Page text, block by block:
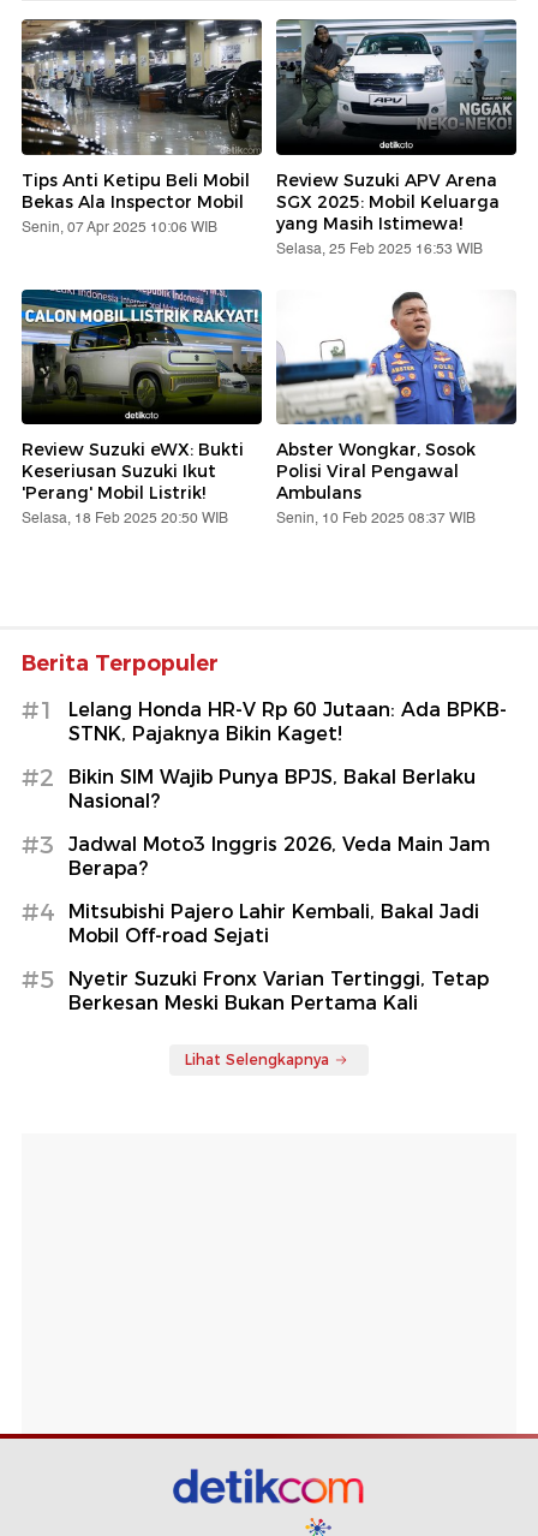
Tips Anti Ketipu Beli Mobil
Bekas Ala Inspector Mobil
Senin, 07 Apr 2025 10:06 WIB
Review Suzuki APV Arena
SGX 2025: Mobil Keluarga
yang Masih Istimewa!
Selasa, 25 Feb 2025 16:53 WIB
Review Suzuki eWX: Bukti
Keseriusan Suzuki Ikut
'Perang' Mobil Listrik!
Selasa, 18 Feb 2025 20:50 WIB
Abster Wongkar, Sosok
Polisi Viral Pengawal
Ambulans
Senin, 10 Feb 2025 08:37 WIB
Berita Terpopuler
#1
Lelang Honda HR-V Rp 60 Jutaan: Ada BPKB-
STNK, Pajaknya Bikin Kaget!
#2
Bikin SIM Wajib Punya BPJS, Bakal Berlaku
Nasional?
#3
Jadwal Moto3 Inggris 2026, Veda Main Jam
Berapa?
#4
Mitsubishi Pajero Lahir Kembali, Bakal Jadi
Mobil Off-road Sejati
#5
Nyetir Suzuki Fronx Varian Tertinggi, Tetap
Berkesan Meski Bukan Pertama Kali
Lihat Selengkapnya